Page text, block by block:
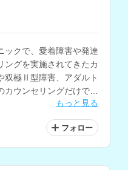
ックで、愛着障害や発達
ングを実施されてきたカ
双極Ⅱ型障害、アダルト
カウンセリングだけでな
相談経験をお持ちで、
談も多く経験されてい
もっと見る
フォロー